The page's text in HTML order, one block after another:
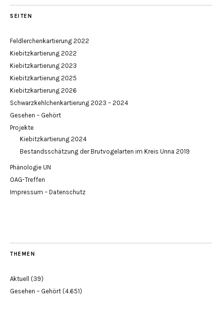
SEITEN
Feldlerchenkartierung 2022
Kiebitzkartierung 2022
Kiebitzkartierung 2023
Kiebitzkartierung 2025
Kiebitzkartierung 2026
Schwarzkehlchenkartierung 2023 – 2024
Gesehen – Gehört
Projekte
Kiebitzkartierung 2024
Bestandsschätzung der Brutvogelarten im Kreis Unna 2019
Phänologie UN
OAG-Treffen
Impressum – Datenschutz
THEMEN
Aktuell
(39)
Gesehen – Gehört (4.651)